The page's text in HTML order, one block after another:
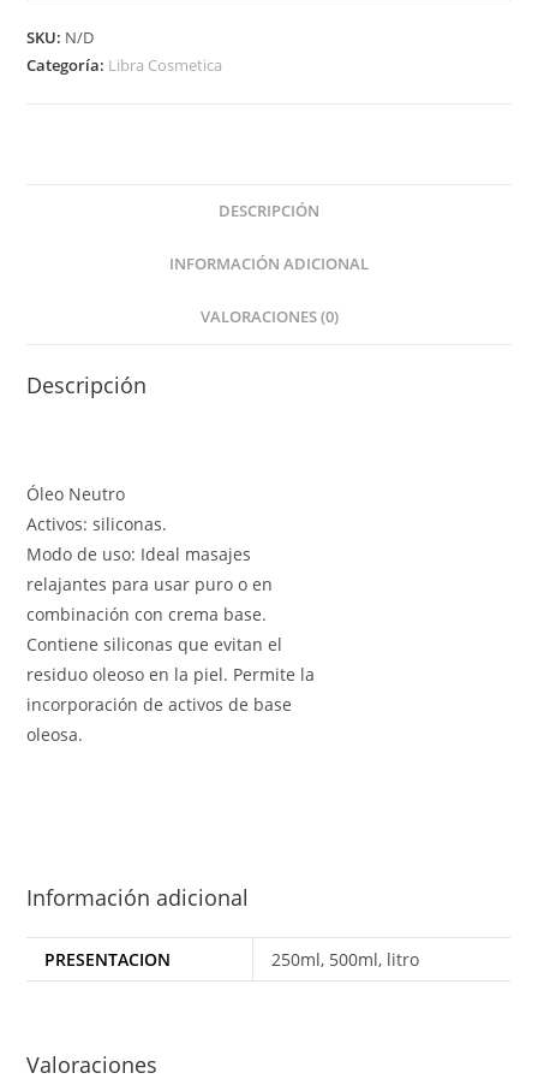
SKU: N/D
Categoría: Libra Cosmetica
DESCRIPCIÓN
INFORMACIÓN ADICIONAL
VALORACIONES (0)
Descripción
Óleo Neutro
Activos: siliconas.
Modo de uso: Ideal masajes
relajantes para usar puro o en
combinación con crema base.
Contiene siliconas que evitan el
residuo oleoso en la piel. Permite la
incorporación de activos de base
oleosa.
Información adicional
PRESENTACION 250ml, 500ml, litro
Valoraciones